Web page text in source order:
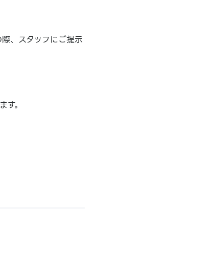
、スタッフにご提示
。